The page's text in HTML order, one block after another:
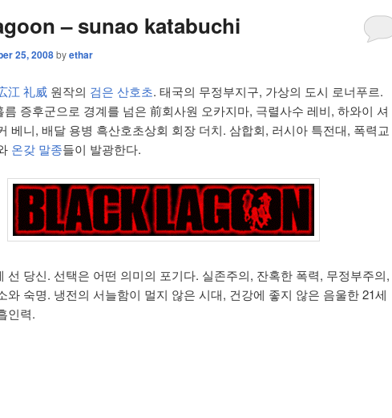
– sunao katabuchi
25, 2008byethar
江 礼威 원작의 검은 산호초. 태국의 무정부지구, 가상의 도시 로너푸르.
름 증후군으로 경계를 넘은 前회사원 오카지마, 극렬사수 레비, 하와이 셔
베니, 배달 용병 흑산호초상회 회장 더치. 삼합회, 러시아 특전대, 폭력교
온갖 말종들이 발광한다.
선 당신. 선택은 어떤 의미의 포기다. 실존주의, 잔혹한 폭력, 무정부주의,
와 숙명. 냉전의 서늘함이 멀지 않은 시대, 건강에 좋지 않은 음울한 21세
인력.